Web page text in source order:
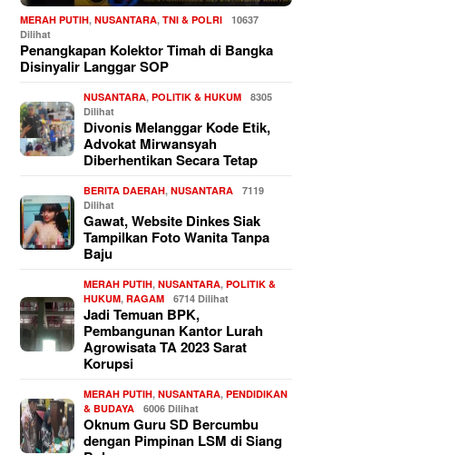
MERAH PUTIH,NUSANTARA,TNI & POLRI
10637
Dilihat
Penangkapan Kolektor Timah di Bangka
Disinyalir Langgar SOP
NUSANTARA,POLITIK & HUKUM
8305
Dilihat
Divonis Melanggar Kode Etik,
Advokat Mirwansyah
Diberhentikan Secara Tetap
BERITA DAERAH,NUSANTARA
7119
Dilihat
Gawat, Website Dinkes Siak
Tampilkan Foto Wanita Tanpa
Baju
MERAH PUTIH,NUSANTARA,POLITIK &
HUKUM,RAGAM 6714 Dilihat
Jadi Temuan BPK,
Pembangunan Kantor Lurah
Agrowisata TA 2023 Sarat
Korupsi
MERAH PUTIH,NUSANTARA,PENDIDIKAN
& BUDAYA
6006 Dilihat
Oknum Guru SD Bercumbu
dengan Pimpinan LSM di Siang